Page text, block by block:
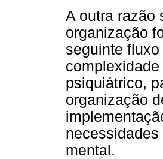
A outra razão
organização
seguinte
psiquiátrico,
organização
mental.